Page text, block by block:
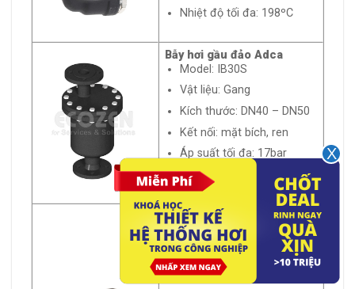
Nhiệt độ tối đa: 198ºC
Bẫy hơi gầu đảo Adca
Model: IB30S
Vật liệu: Gang
Kích thước: DN40 – DN50
Kết nối: mặt bích, ren
Áp suất tối đa: 17bar
Nhiệt độ tối đa: 220ºC
Bẫy hơi gầu đảo Adca
Model: IB35S – IB35SS
Vật liệu: Thép
Kích thước: